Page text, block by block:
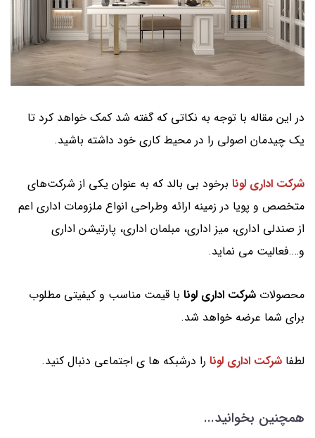
در این مقاله با توجه به نکاتی که گفته شد کمک خواهد کرد تا
یک چیدمان اصولی را در محیط کاری خود داشته باشید.
شرکت اداری لونا برخود بی بالد که به عنوان یکی از شرکت‌های
متخصص و پویا در زمینه ارائه وطراحی انواع ملزومات اداری اعم
از صندلی اداری، میز اداری، مبلمان اداری، پارتیشن اداری
و….فعالیت می نماید.
محصولات شرکت اداری لونا با قیمت مناسب و کیفیتی مطلوب
برای شما عرضه خواهد شد.
لطفا شرکت اداری لونا را درشبکه ها ی اجتماعی دنبال کنید.
همچنین بخوانید...